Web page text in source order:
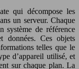
qui décompose les
un serveur. Chaque
système de référence
données. Ces objets
telles que le
d’appareil utilisé, et
sur chaque plan. La